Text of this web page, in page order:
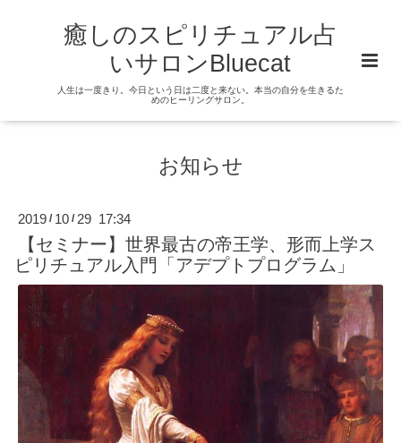
癒しのスピリチュアル占
いサロンBluecat
人生は一度きり。今日という日は二度と来ない。本当の自分を生きるた
めのヒーリングサロン。
お知らせ
2019 / 10 / 29 17:34
【セミナー】世界最古の帝王学、形而上学ス
ピリチュアル入門「アデプトプログラム」